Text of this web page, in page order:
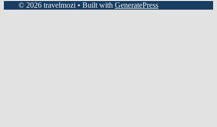
© 2026 travelmozi • Built with GeneratePress